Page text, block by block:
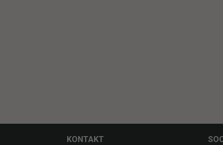
KONTAKT